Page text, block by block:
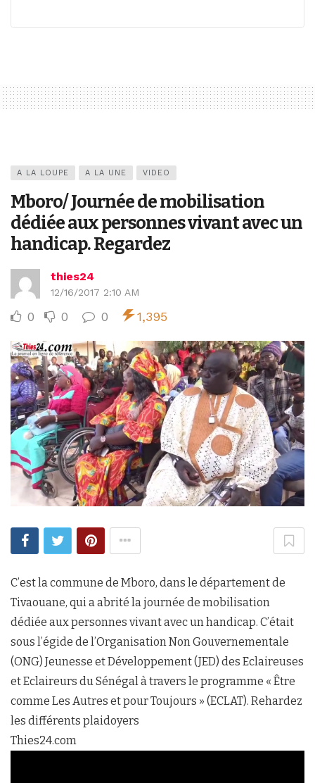
A LA LOUPE A LA UNE VIDEO
Mboro/ Journée de mobilisation
dédiée aux personnes vivant avec un
handicap. Regardez
thies24
12/16/2017 2:10 AM
0 0 0 1,395
C’est la commune de Mboro, dans le département de
Tivaouane, qui a abrité la journée de mobilisation
dédiée aux personnes vivant avec un handicap. C’était
sous l’égide de l’Organisation Non Gouvernementale
(ONG) Jeunesse et Développement (JED) des Eclaireuses
et Eclaireurs du Sénégal à travers le programme « Être
comme Les Autres et pour Toujours » (ECLAT). Rehardez
les différents plaidoyers
Thies24.com